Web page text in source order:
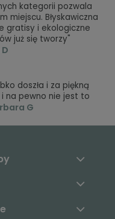
kategorii pozwala
miejscu. Błyskawiczna
gratisy i ekologiczne
już się tworzy"
doszła i za piękną
na pewno nie jest to
G